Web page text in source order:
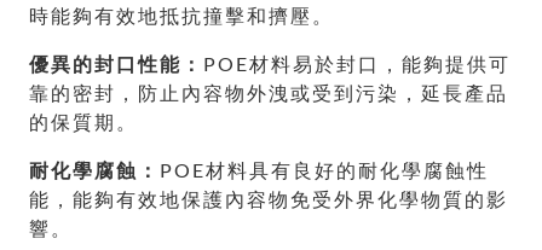
時能夠有效地抵抗撞擊和擠壓。
優異的封口性能： POE材料易於封口，能夠提供可
靠的密封，防止內容物外洩或受到污染，延長產品
的保質期。
耐化學腐蝕： POE材料具有良好的耐化學腐蝕性
能，能夠有效地保護內容物免受外界化學物質的影
響。